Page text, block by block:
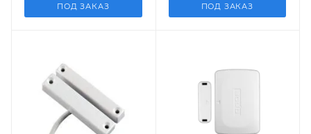
ПОД ЗАКАЗ ПОД ЗАКАЗ